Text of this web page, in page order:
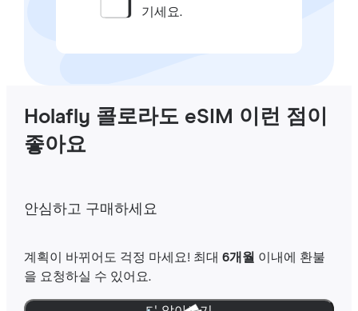
기세요.
Holafly 콜로라도 eSIM 이런 점이
좋아요
안심하고 구매하세요
계획이 바뀌어도 걱정 마세요! 최대 6개월 이내에 환불
을 요청하실 수 있어요.